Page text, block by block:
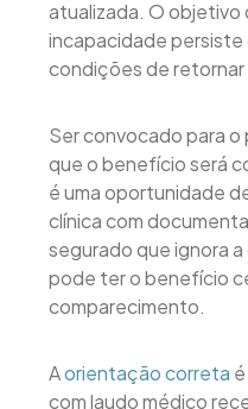
atualizada. O objetivo
incapacidade persiste
condições de retornar
Ser convocado para
que o benefício será
é uma oportunidade
clínica com
segurado que ignora
pode ter o benefício
comparecimento.
Aorientação correta
com laudo médico